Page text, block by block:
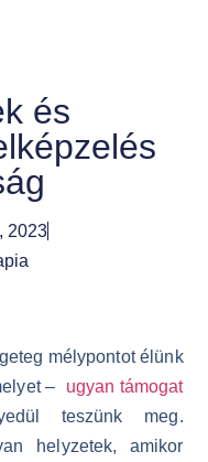
és
2023
mélypontot élünk
– ugyan támogat
teszünk meg.
helyzetek, amikor